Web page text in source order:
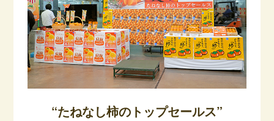
“たねなし柿のトップセールス”